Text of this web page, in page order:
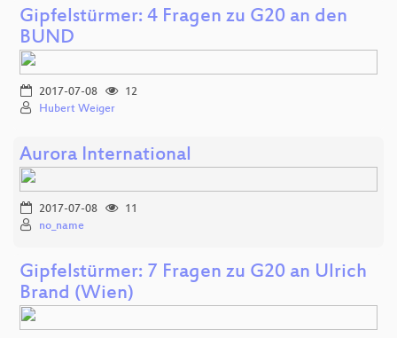
Gipfelstürmer: 4 Fragen zu G20 an den
BUND
2017-07-08
12
Hubert Weiger
Aurora International
2017-07-08
11
no_name
Gipfelstürmer: 7 Fragen zu G20 an Ulrich
Brand (Wien)